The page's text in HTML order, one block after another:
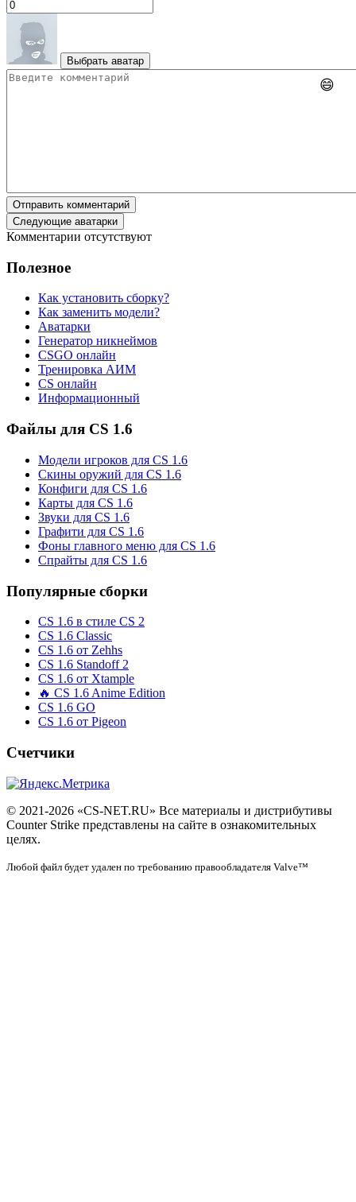
Выбрать аватар
😄
Отправить комментарий
Следующие аватарки
Комментарии отсутствуют
Полезное
Как установить сборку?
Как заменить модели?
Аватарки
Генератор никнеймов
CSGO онлайн
Тренировка АИМ
CS онлайн
Информационный
Файлы для CS 1.6
Модели игроков для CS 1.6
Скины оружий для CS 1.6
Конфиги для CS 1.6
Карты для CS 1.6
Звуки для CS 1.6
Графити для CS 1.6
Фоны главного меню для CS 1.6
Спрайты для CS 1.6
Популярные сборки
CS 1.6 в стиле CS 2
CS 1.6 Classic
CS 1.6 от Zehhs
CS 1.6 Standoff 2
CS 1.6 от Xtample
🔥 CS 1.6 Anime Edition
CS 1.6 GO
CS 1.6 от Pigeon
Счетчики
© 2021-2026 «CS-NET.RU» Все материалы и дистрибутивы
Counter Strike представлены на сайте в ознакомительных
целях.
Любой файл будет удален по требованию правообладателя Valve™